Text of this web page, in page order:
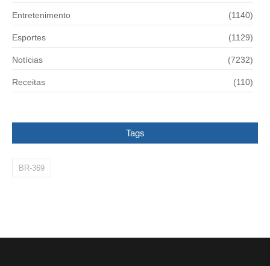
Entretenimento (1140)
Esportes (1129)
Notícias (7232)
Receitas (110)
Tags
BR-369